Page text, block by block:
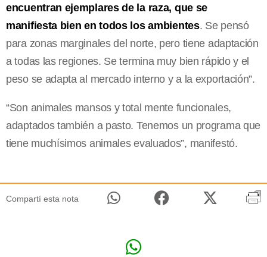
encuentran ejemplares de la raza, que se
manifiesta bien en todos los ambientes. Se pensó
para zonas marginales del norte, pero tiene adaptación
a todas las regiones. Se termina muy bien rápido y el
peso se adapta al mercado interno y a la exportación”.
“Son animales mansos y total mente funcionales,
adaptados también a pasto. Tenemos un programa que
tiene muchísimos animales evaluados”, manifestó.
Compartí esta nota